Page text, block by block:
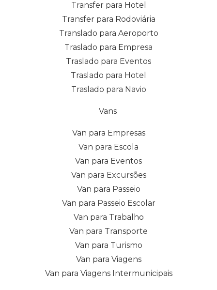
Transfer para Hotel
Transfer para Rodoviária
Translado para Aeroporto
Traslado para Empresa
Traslado para Eventos
Traslado para Hotel
Traslado para Navio
Vans
Van para Empresas
Van para Escola
Van para Eventos
Van para Excursões
Van para Passeio
Van para Passeio Escolar
Van para Trabalho
Van para Transporte
Van para Turismo
Van para Viagens
Van para Viagens Intermunicipais